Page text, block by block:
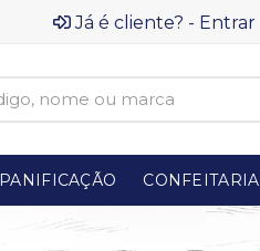
Já é cliente? - Entrar
PANIFICAÇÃO CONFEITARIA